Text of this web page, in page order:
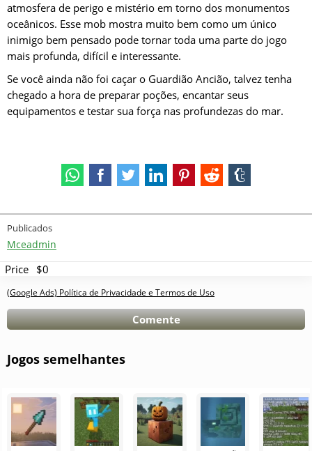
atmosfera de perigo e mistério em torno dos monumentos
oceânicos. Esse mob mostra muito bem como um único
inimigo bem pensado pode tornar toda uma parte do jogo
mais profunda, difícil e interessante.
Se você ainda não foi caçar o Guardião Ancião, talvez tenha
chegado a hora de preparar poções, encantar seus
equipamentos e testar sua força nas profundezas do mar.
Publicados
Mceadmin
Price $0
(Google Ads) Política de Privacidade e Termos de Uso
Comente
Jogos semelhantes